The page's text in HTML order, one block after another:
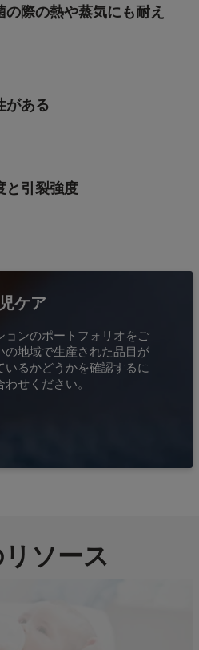
際の熱や蒸気にも耐え
がある
と引裂強度
ケア
ョンのポートフォリオをご
の地域で生産された品目が
るかどうかを確認するに
せください。
ソース